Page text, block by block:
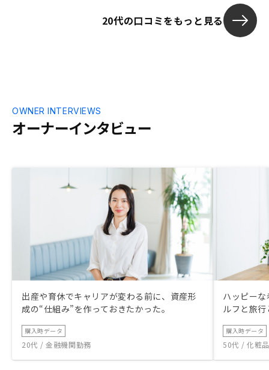
者に全て確認
管理は
管理はアプリ
20代の口コミをもっと見る
オーナーインタビュー
OWNER INTERVIEWS
出産や育休でキャリアが変わる前に、資産形
成の“仕組み”を作っておきたかった。
購入時データ
20代 / 金融機関勤務
ハッピー
ルフと旅
購入時データ
50代 / 化粧